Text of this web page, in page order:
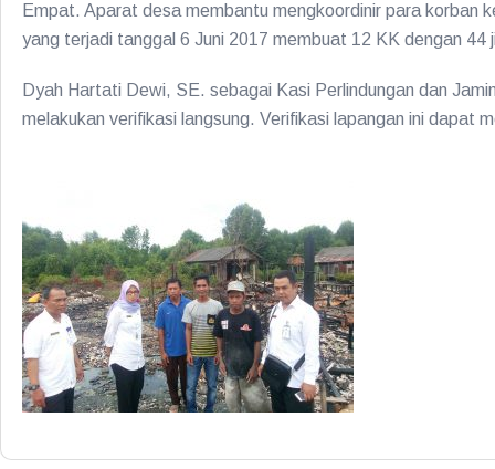
Empat. Aparat desa membantu mengkoordinir para korban
yang terjadi tanggal 6 Juni 2017 membuat 12 KK dengan 44
Dyah Hartati Dewi, SE. sebagai Kasi Perlindungan dan
melakukan verifikasi langsung. Verifikasi lapangan ini dapat